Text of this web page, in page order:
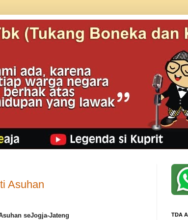
Asuhan
seJogja-Jateng TDA